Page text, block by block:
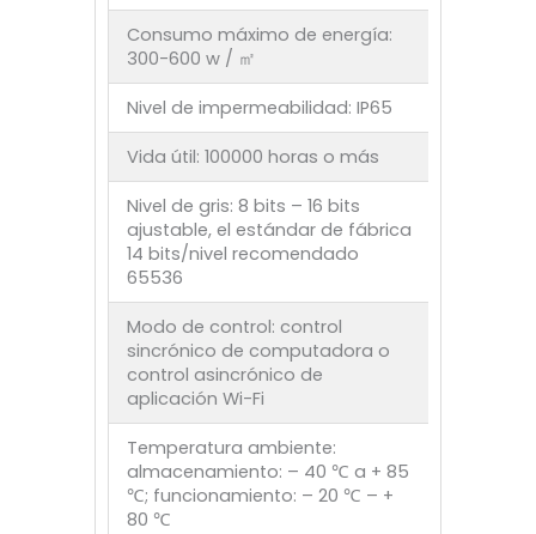
Consumo máximo de energía:
300-600 w / ㎡
Nivel de impermeabilidad: IP65
Vida útil: 100000 horas o más
Nivel de gris: 8 bits – 16 bits
ajustable, el estándar de fábrica
14 bits/nivel recomendado
65536
Modo de control: control
sincrónico de computadora o
control asincrónico de
aplicación Wi-Fi
Temperatura ambiente:
almacenamiento: – 40 ℃ a + 85
℃; funcionamiento: – 20 ℃ – +
80 ℃